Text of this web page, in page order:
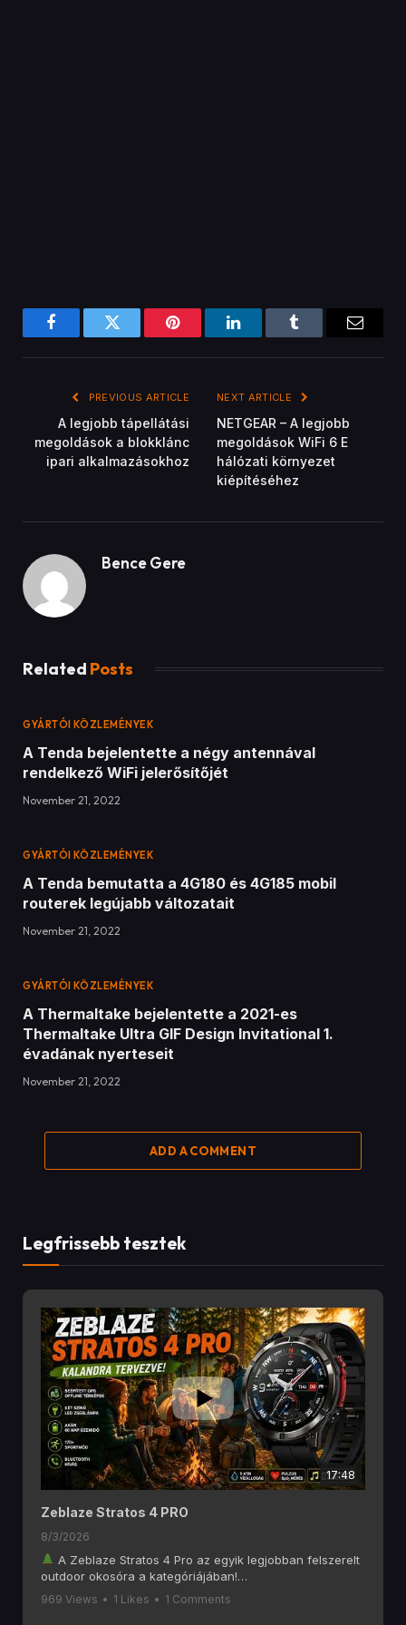
FacebookTwitter Pinterest LinkedInTumblr
PREVIOUS ARTICLE
A legjobb tápellátási
megoldások a blokklánc
ipari alkalmazásokhoz
NEXT ARTICLE
NETGEAR – A legjobb
megoldások WiFi 6 E
hálózati környezet
kiépítéséhez
Bence Gere
Related Posts
GYÁRTÓI KÖZLEMÉNYEK
A Tenda bejelentette a négy antennával
rendelkező WiFi jelerősítőjét
November 21, 2022
GYÁRTÓI KÖZLEMÉNYEK
A Tenda bemutatta a 4G180 és 4G185 mobil
routerek legújabb változatait
November 21, 2022
GYÁRTÓI KÖZLEMÉNYEK
A Thermaltake bejelentette a 2021-es
Thermaltake Ultra GIF Design Invitational 1.
évadának nyerteseit
November 21, 2022
ADD A COMMENT
Legfrissebb tesztek
17:48
Zeblaze Stratos 4 PRO
8/3/2026
A Zeblaze Stratos 4 Pro az egyik legjobban felszerelt
outdoor okosóra a kategóriájában!
Ebben a videóban alaposan megnézzük, mit tud a
969 Views • 1 Likes • 1 Comments